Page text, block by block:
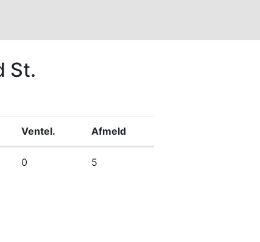
St.
Ventel. Afmeld
0 5